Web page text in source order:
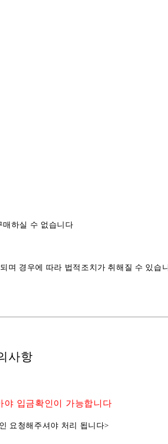
매하실 수 없습니다
며 경우에 따라 법적조치가 취해질 수 있습니
사항
야 입금확인이 가능합니다
요청해주셔야 처리 됩니다>